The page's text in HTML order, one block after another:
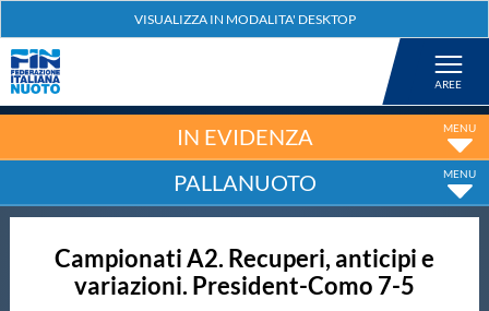
Nuoto
Tuffi
IN EVIDENZA
PALLANUOTO
Campionati A2. Recuperi, anticipi e
variazioni. President-Como 7-5